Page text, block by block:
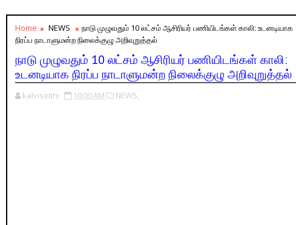
Home NEWS
நாடு முழுவதும் 10 லட்சம் ஆசிரியர் பணியிடங்கள் காலி: உடனடியாக
நிரப்ப நாடாளுமன்ற நிலைக்குழு அறிவுறுத்தல்
நாடு முழுவதும் 10 லட்சம் ஆசிரியர் பணியிடங்கள் காலி:
உடனடியாக நிரப்ப நாடாளுமன்ற நிலைக்குழு அறிவுறுத்தல்
kalviseithi 10:00 AM NEWS,